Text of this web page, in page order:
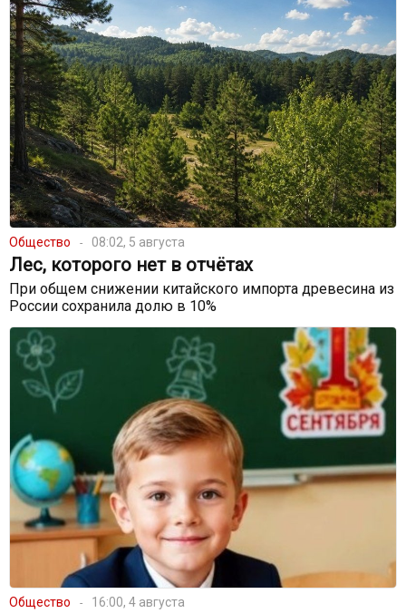
Общество 08:02, 5 августа
Лес, которого нет в отчётах
При общем снижении китайского импорта древесина из
России сохранила долю в 10%
Общество 16:00, 4 августа